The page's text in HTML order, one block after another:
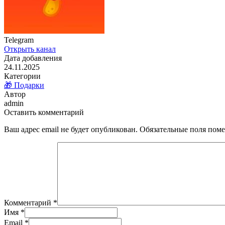
Telegram
Открыть канал
Дата добавления
24.11.2025
Категории
🎁 Подарки
Автор
admin
Оставить комментарий
Ваш адрес email не будет опубликован. Обязательные поля
Комментарий *
Имя *
Email *